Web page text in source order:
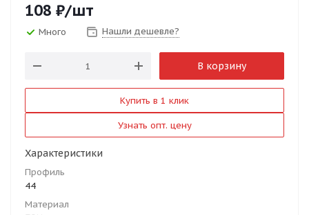
108 ₽/шт
Много Нашли дешевле?
В корзину
Купить в 1 клик
Узнать опт. цену
Характеристики
Профиль
44
Материал